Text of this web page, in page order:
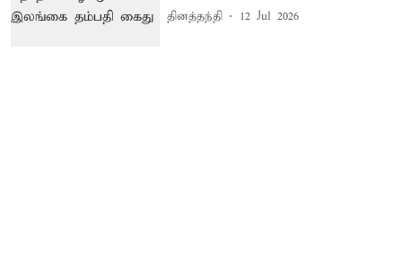
தினத்தந்தி 12 Jul 2026